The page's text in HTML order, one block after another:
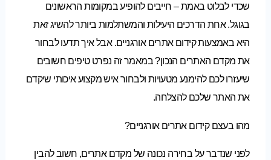
שכדי לבלוט באמת – חייבים להופיע במקומות הראשונים
בגוגל. אחת הדרכים היעילות והמשתלמות ביותר להשיג זאת
היא באמצעות קידום אתרים אורגניים. אבל איך תדעו לבחור
את מקדם האתרים הנכון? במאמר זה נפרט טיפים חשובים
שיעזרו לכם להימנע מטעויות ולבחור איש מקצוע איכותי שיקדם
את האתר שלכם להצלחה.
מהו בעצם קידום אתרים אורגניים?
לפני שנדבר על בחירה נכונה של מקדם אתרים, חשוב להבין